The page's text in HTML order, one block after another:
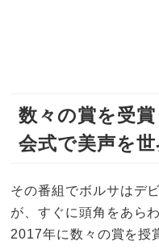
数々の賞を受
会式で美声を
その番組でボルサはデ
が、すぐに頭角をあら
2017年に数々の賞を授